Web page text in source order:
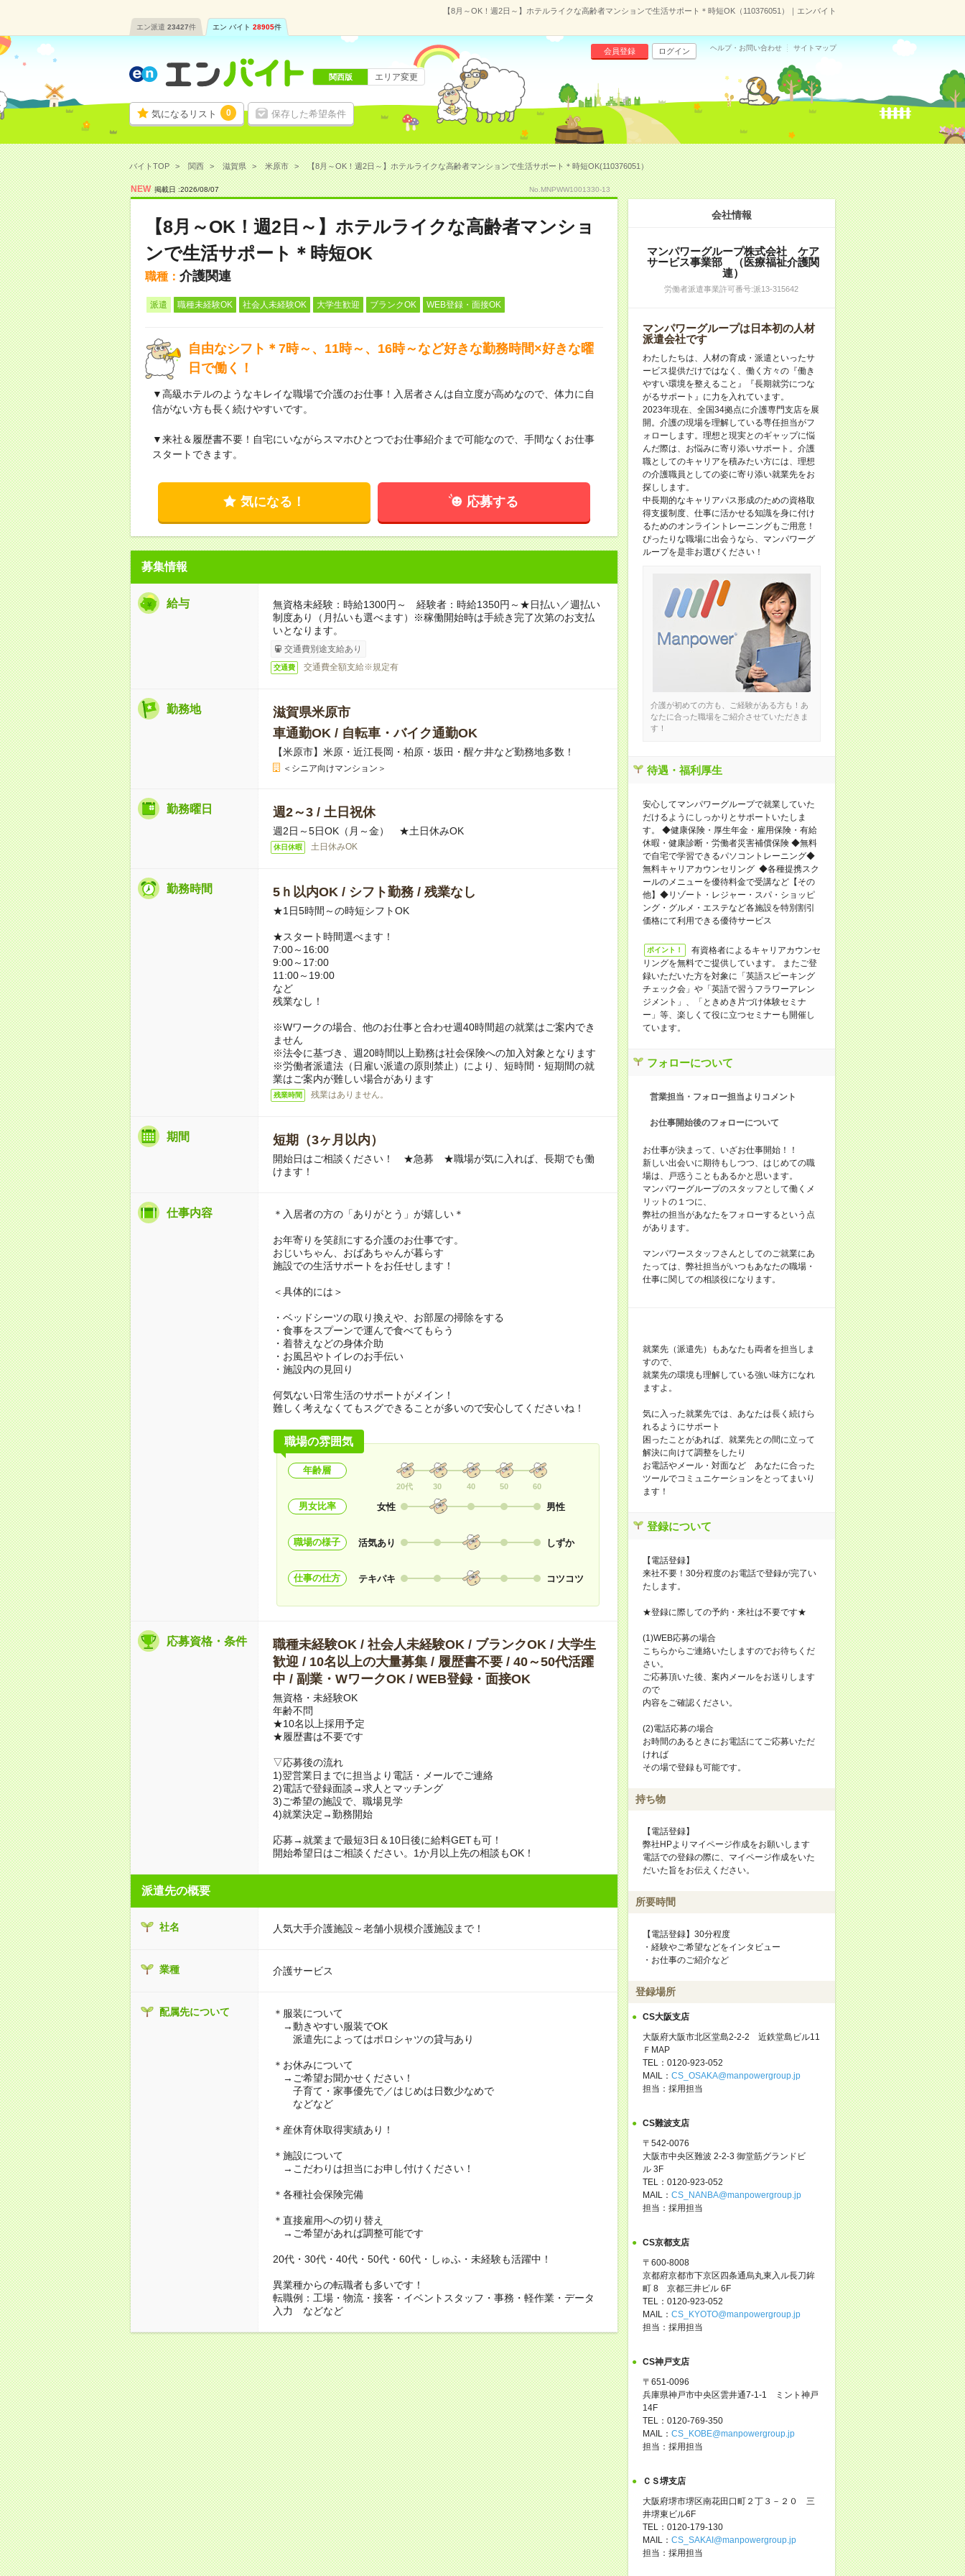
【8月～OK！週2日～】ホテルライクな高齢者マンションで生活サポート＊時短OK（110376051）｜エンバイト
エン派遣 23427件 エン バイト 28905件
気になるリスト 0 保存した希望条件
会員登録 ログイン ヘルプ・お問い合わせ サイトマップ
関西版 エリア変更
バイトTOP 関西 滋賀県 米原市 【8月～OK！週2日～】ホテルライクな高齢者マンションで生活サポート＊時短OK(110376051）
NEW 掲載日 :2026/08/07 No.MNPWW1001330-13
【8月～OK！週2日～】ホテルライクな高齢者マンショ
ンで生活サポート＊時短OK
職種： 介護関連
派遣 職種未経験OK 社会人未経験OK 大学生歓迎 ブランクOK WEB登録・面接OK
自由なシフト＊7時～、11時～、16時～など好きな勤務時間×好きな曜
日で働く！
▼高級ホテルのようなキレイな職場で介護のお仕事！入居者さんは自立度が高めなので、体力に自
信がない方も長く続けやすいです。
▼来社＆履歴書不要！自宅にいながらスマホひとつでお仕事紹介まで可能なので、手間なくお仕事
スタートできます。
気になる！ 応募する
募集情報
給与
無資格未経験：時給1300円～ 経験者：時給1350円～★日払い／週払い
制度あり（月払いも選べます）※稼働開始時は手続き完了次第のお支払
いとなります。
交通費別途支給あり
交通費 交通費全額支給※規定有
勤務地
滋賀県米原市
車通勤OK / 自転車・バイク通勤OK
【米原市】米原・近江長岡・柏原・坂田・醒ケ井など勤務地多数！
＜シニア向けマンション＞
勤務曜日 週2～3 / 土日祝休
週2日～5日OK（月～金） ★土日休みOK
休日休暇 土日休みOK
勤務時間 5ｈ以内OK / シフト勤務 / 残業なし
★1日5時間～の時短シフトOK
★スタート時間選べます！
7:00～16:00
9:00～17:00
11:00～19:00
など
残業なし！
※Wワークの場合、他のお仕事と合わせ週40時間超の就業はご案内でき
ません
※法令に基づき、週20時間以上勤務は社会保険への加入対象となります
※労働者派遣法（日雇い派遣の原則禁止）により、短時間・短期間の就
業はご案内が難しい場合があります
残業時間 残業はありません。
期間 短期（3ヶ月以内）
開始日はご相談ください！ ★急募 ★職場が気に入れば、長期でも働
けます！
仕事内容 ＊入居者の方の「ありがとう」が嬉しい＊
お年寄りを笑顔にする介護のお仕事です。
おじいちゃん、おばあちゃんが暮らす
施設での生活サポートをお任せします！
＜具体的には＞
・ベッドシーツの取り換えや、お部屋の掃除をする
・食事をスプーンで運んで食べてもらう
・着替えなどの身体介助
・お風呂やトイレのお手伝い
・施設内の見回り
何気ない日常生活のサポートがメイン！
難しく考えなくてもスグできることが多いので安心してくださいね！
職場の雰囲気
年齢層
20代 30 40 50 60
男女比率 女性 男性
職場の様子 活気あり しずか
仕事の仕方 テキパキ コツコツ
応募資格・条件
職種未経験OK / 社会人未経験OK / ブランクOK / 大学生
歓迎 / 10名以上の大量募集 / 履歴書不要 / 40～50代活躍
中 / 副業・WワークOK / WEB登録・面接OK
無資格・未経験OK
年齢不問
★10名以上採用予定
★履歴書は不要です
▽応募後の流れ
1)翌営業日までに担当より電話・メールでご連絡
2)電話で登録面談→求人とマッチング
3)ご希望の施設で、職場見学
4)就業決定→勤務開始
応募→就業まで最短3日＆10日後に給料GETも可！
開始希望日はご相談ください。1か月以上先の相談もOK！
派遣先の概要
社名 人気大手介護施設～老舗小規模介護施設まで！
業種 介護サービス
配属先について
＊服装について
→動きやすい服装でOK
派遣先によってはポロシャツの貸与あり
＊お休みについて
→ご希望お聞かせください！
子育て・家事優先で／はじめは日数少なめで
などなど
＊産休育休取得実績あり！
＊施設について
→こだわりは担当にお申し付けください！
＊各種社会保険完備
＊直接雇用への切り替え
→ご希望があれば調整可能です
20代・30代・40代・50代・60代・しゅふ・未経験も活躍中！
異業種からの転職者も多いです！
転職例：工場・物流・接客・イベントスタッフ・事務・軽作業・データ
入力 などなど
会社情報
マンパワーグループ株式会社 ケア
サービス事業部 （医療福祉介護関
連）
労働者派遣事業許可番号:派13-315642
マンパワーグループは日本初の人材
派遣会社です
わたしたちは、人材の育成・派遣といったサ
ービス提供だけではなく、働く方々の『働き
やすい環境を整えること』『長期就労につな
がるサポート』に力を入れています。
2023年現在、全国34拠点に介護専門支店を展
開。介護の現場を理解している専任担当がフ
ォローします。理想と現実とのギャップに悩
んだ際は、お悩みに寄り添いサポート。介護
職としてのキャリアを積みたい方には、理想
の介護職員としての姿に寄り添い就業先をお
探しします。
中長期的なキャリアパス形成のための資格取
得支援制度、仕事に活かせる知識を身に付け
るためのオンライントレーニングもご用意！
ぴったりな職場に出会うなら、マンパワーグ
ループを是非お選びください！
介護が初めての方も、ご経験がある方も！あ
なたに合った職場をご紹介させていただきま
す！
待遇・福利厚生
安心してマンパワーグループで就業していた
だけるようにしっかりとサポートいたしま
す。 ◆健康保険・厚生年金・雇用保険・有給
休暇・健康診断・労働者災害補償保険 ◆無料
で自宅で学習できるパソコントレーニング◆
無料キャリアカウンセリング ◆各種提携スク
ールのメニューを優待料金で受講など【その
他】◆リゾート・レジャー・スパ・ショッピ
ング・グルメ・エステなど各施設を特別割引
価格にて利用できる優待サービス
ポイント！
有資格者によるキャリアカウンセ
リングを無料でご提供しています。 またご登
録いただいた方を対象に「英語スピーキング
チェック会」や「英語で習うフラワーアレン
ジメント」、「ときめき片づけ体験セミナ
ー」等、楽しくて役に立つセミナーも開催し
ています。
フォローについて
営業担当・フォロー担当よりコメント
お仕事開始後のフォローについて
お仕事が決まって、いざお仕事開始！！
新しい出会いに期待もしつつ、はじめての職
場は、戸惑うこともあるかと思います。
マンパワーグループのスタッフとして働くメ
リットの１つに、
弊社の担当があなたをフォローするという点
があります。
マンパワースタッフさんとしてのご就業にあ
たっては、弊社担当がいつもあなたの職場・
仕事に関しての相談役になります。
就業先（派遣先）もあなたも両者を担当しま
すので、
就業先の環境も理解している強い味方になれ
ますよ。
気に入った就業先では、あなたは長く続けら
れるようにサポート
困ったことがあれば、就業先との間に立って
解決に向けて調整をしたり
お電話やメール・対面など あなたに合った
ツールでコミュニケーションをとってまいり
ます！
登録について
【電話登録】
来社不要！30分程度のお電話で登録が完了い
たします。
★登録に際しての予約・来社は不要です★
(1)WEB応募の場合
こちらからご連絡いたしますのでお待ちくだ
さい。
ご応募頂いた後、案内メールをお送りします
ので
内容をご確認ください。
(2)電話応募の場合
お時間のあるときにお電話にてご応募いただ
ければ
その場で登録も可能です。
持ち物
【電話登録】
弊社HPよりマイページ作成をお願いします
電話での登録の際に、マイページ作成をいた
だいた旨をお伝えください。
所要時間
【電話登録】30分程度
・経験やご希望などをインタビュー
・お仕事のご紹介など
登録場所
CS大阪支店
大阪府大阪市北区堂島2-2-2 近鉄堂島ビル11
ＦMAP
TEL：0120-923-052
MAIL： CS_OSAKA@manpowergroup.jp
担当：採用担当
CS難波支店
〒542-0076
大阪市中央区難波 2-2-3 御堂筋グランドビ
ル 3F
TEL：0120-923-052
MAIL： CS_NANBA@manpowergroup.jp
担当：採用担当
CS京都支店
〒600-8008
京都府京都市下京区四条通烏丸東入ル長刀鉾
町 8 京都三井ビル 6F
TEL：0120-923-052
MAIL： CS_KYOTO@manpowergroup.jp
担当：採用担当
CS神戸支店
〒651-0096
兵庫県神戸市中央区雲井通7-1-1 ミント神戸
14F
TEL：0120-769-350
MAIL： CS_KOBE@manpowergroup.jp
担当：採用担当
ＣＳ堺支店
大阪府堺市堺区南花田口町２丁３－２０ 三
井堺東ビル6F
TEL：0120-179-130
MAIL： CS_SAKAI@manpowergroup.jp
担当：採用担当